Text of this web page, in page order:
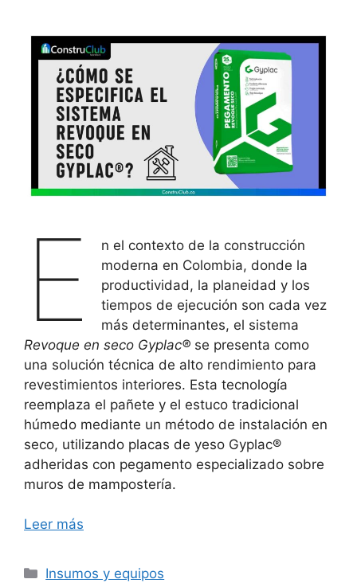
E
n el contexto de la construcción
moderna en Colombia, donde la
productividad, la planeidad y los
tiempos de ejecución son cada vez
más determinantes, el sistema
Revoque en seco Gyplac® se presenta como
una solución técnica de alto rendimiento para
revestimientos interiores. Esta tecnología
reemplaza el pañete y el estuco tradicional
húmedo mediante un método de instalación en
seco, utilizando placas de yeso Gyplac®
adheridas con pegamento especializado sobre
muros de mampostería.
Leer más
Categorías
Insumos y equipos